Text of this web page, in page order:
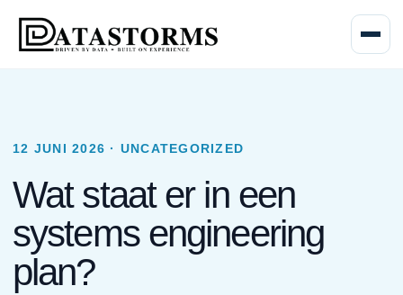
Menu
12 JUNI 2026 · UNCATEGORIZED
Wat staat er in een
systems engineering
plan?